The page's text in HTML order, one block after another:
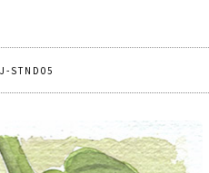
STND05